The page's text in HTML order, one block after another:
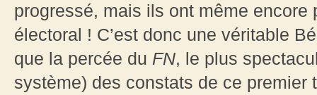
progressé, mais ils ont même encore
électoral ! C’est donc une véritable
que la percée du FN, le plus
système) des constats de ce